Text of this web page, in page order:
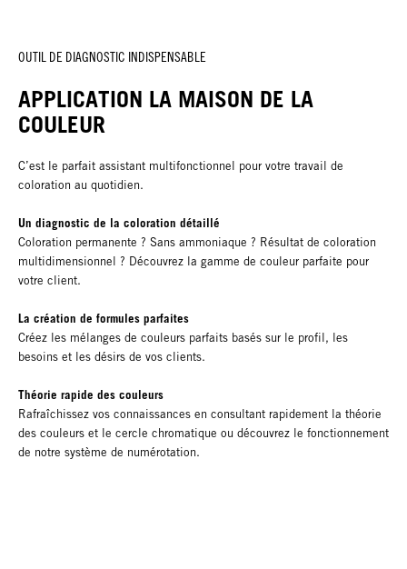
OUTIL DE DIAGNOSTIC INDISPENSABLE
APPLICATION LA MAISON DE LA
COULEUR
C’est le parfait assistant multifonctionnel pour votre travail de
coloration au quotidien.
Un diagnostic de la coloration détaillé
Coloration permanente ? Sans ammoniaque ? Résultat de coloration
multidimensionnel ? Découvrez la gamme de couleur parfaite pour
votre client.
La création de formules parfaites
Créez les mélanges de couleurs parfaits basés sur le profil, les
besoins et les désirs de vos clients.
Théorie rapide des couleurs
Rafraîchissez vos connaissances en consultant rapidement la théorie
des couleurs et le cercle chromatique ou découvrez le fonctionnement
de notre système de numérotation.